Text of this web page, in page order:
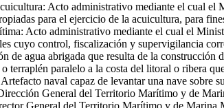
Acto administrativo mediante el cual el
para el ejercicio de la acuicultura, para
Acto administrativo mediante el cual el
cuyo control, fiscalización y supervigilancia
de agua abrigada que resulta de la
paralelo a la costa del litoral o ribera
naval capaz de levantar una nave sobre
General del Territorio Marítimo y de
General del Territorio Marítimo y de Marina